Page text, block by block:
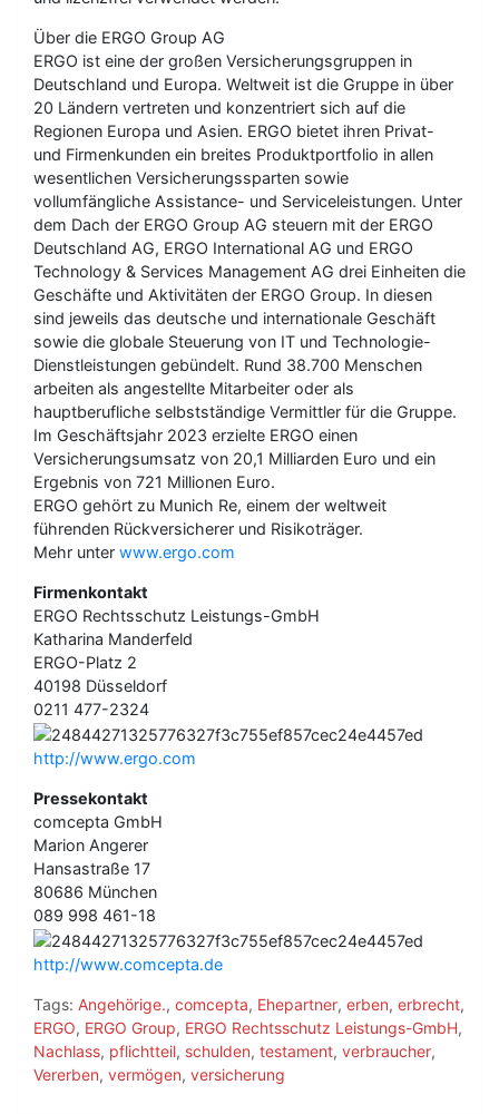
Über die ERGO Group AG
ERGO ist eine der großen Versicherungsgruppen in
Deutschland und Europa. Weltweit ist die Gruppe in über
20 Ländern vertreten und konzentriert sich auf die
Regionen Europa und Asien. ERGO bietet ihren Privat-
und Firmenkunden ein breites Produktportfolio in allen
wesentlichen Versicherungssparten sowie
vollumfängliche Assistance- und Serviceleistungen. Unter
dem Dach der ERGO Group AG steuern mit der ERGO
Deutschland AG, ERGO International AG und ERGO
Technology & Services Management AG drei Einheiten die
Geschäfte und Aktivitäten der ERGO Group. In diesen
sind jeweils das deutsche und internationale Geschäft
sowie die globale Steuerung von IT und Technologie-
Dienstleistungen gebündelt. Rund 38.700 Menschen
arbeiten als angestellte Mitarbeiter oder als
hauptberufliche selbstständige Vermittler für die Gruppe.
Im Geschäftsjahr 2023 erzielte ERGO einen
Versicherungsumsatz von 20,1 Milliarden Euro und ein
Ergebnis von 721 Millionen Euro.
ERGO gehört zu Munich Re, einem der weltweit
führenden Rückversicherer und Risikoträger.
Mehr unter www.ergo.com
Firmenkontakt
ERGO Rechtsschutz Leistungs-GmbH
Katharina Manderfeld
ERGO-Platz 2
40198 Düsseldorf
0211 477-2324
http://www.ergo.com
Pressekontakt
comcepta GmbH
Marion Angerer
Hansastraße 17
80686 München
089 998 461-18
http://www.comcepta.de
Tags: Angehörige., comcepta, Ehepartner, erben, erbrecht,
ERGO, ERGO Group, ERGO Rechtsschutz Leistungs-GmbH,
Nachlass, pflichtteil, schulden, testament, verbraucher,
Vererben, vermögen, versicherung